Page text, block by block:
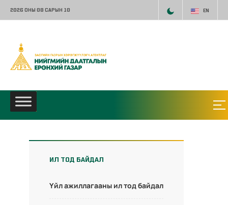
2026 ОНЫ 08 САРЫН 10 EN
ИЛ ТОД БАЙДАЛ
Үйл ажиллагааны ил тод байдал